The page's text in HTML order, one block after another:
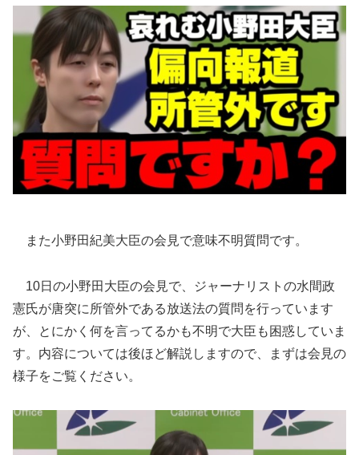
また小野田紀美大臣の会見で意味不明質問です。
10日の小野田大臣の会見で、ジャーナリストの水間政
憲氏が唐突に所管外である放送法の質問を行っています
が、とにかく何を言ってるかも不明で大臣も困惑していま
す。内容については後ほど解説しますので、まずは会見の
様子をご覧ください。
動